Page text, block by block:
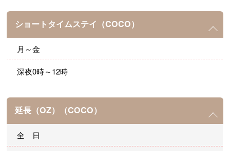
ショートタイムステイ（COCO）
月～金
深夜0時～12時
延長（OZ）（COCO）
全 日